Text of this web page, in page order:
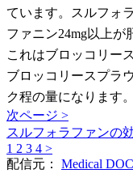
ています。スルフォ
ファニン24mg以上が
これはブロッコリー
ブロッコリースプラ
ク程の量になります。
次ページ >
スルフォラファンの
1 2 3 4 >
配信元： Medical DOC